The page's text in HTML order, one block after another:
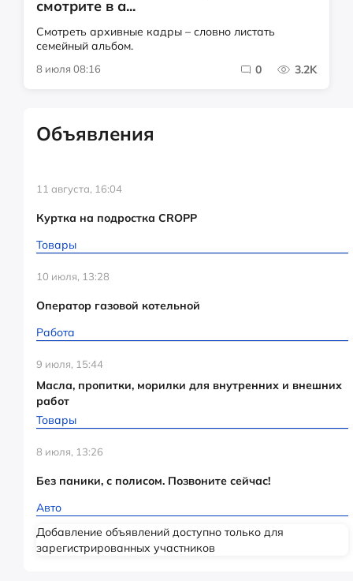
смотрите в а...
Смотреть архивные кадры – словно листать
семейный альбом.
8 июля 08:16 0 3.2K
Объявления
11 августа, 16:04
Куртка на подростка CROPP
Товары
10 июля, 13:28
Оператор газовой котельной
Работа
9 июля, 15:44
Масла, пропитки, морилки для внутренних и внешних
работ
Товары
8 июля, 13:26
Без паники, с полисом. Позвоните сейчас!
Авто
Добавление объявлений доступно только для
зарегистрированных участников